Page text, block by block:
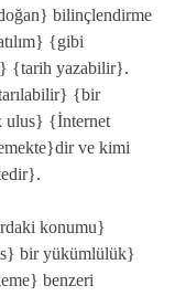
bilinçlendirme
{gibi
{tarih yazabilir}.
{bir
ulus} {İnternet
ve kimi
konumu}
bir yükümlülük}
benzeri